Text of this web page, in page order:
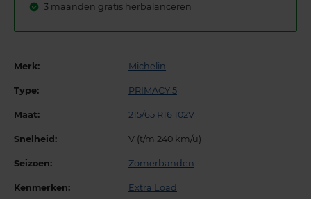
3 maanden gratis herbalanceren
Merk: Michelin
Type: PRIMACY 5
Maat: 215/65 R16 102V
Snelheid: V (t/m 240 km/u)
Seizoen: Zomerbanden
Kenmerken: Extra Load